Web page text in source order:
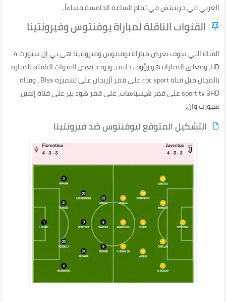
العربي في جرينيتش في تمام الساعة الخامسة مساءاً.
القنوات الناقلة لمباراة يوفنتوس وفيرونتينا
القناة التي سوف تعرض مباراة يوفنتوس وفيرونتينا هى بي إن سبورت 4
HD، ومعلق المباراة هو رؤوف خليف، ويوجد بعض القنوات الناقلة للمبارة
بالمجان مثل قناة cbc sport على قمر أزربجان على تشفيرة BIss ، وقناة
sport tv 3HD على قمر هيسباسات، على قمر هود بير على قناة إلفين
سبورت وان.
التشكيل المتوقع ليوفنتوس ضد فيرونتينا